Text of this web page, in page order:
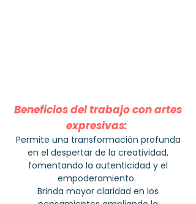
Beneficios del trabajo con artes
expresivas: ​
Permite una transformación profunda
en el despertar de la creatividad,
fomentando la autenticidad y el
empoderamiento.
Brinda mayor claridad en los